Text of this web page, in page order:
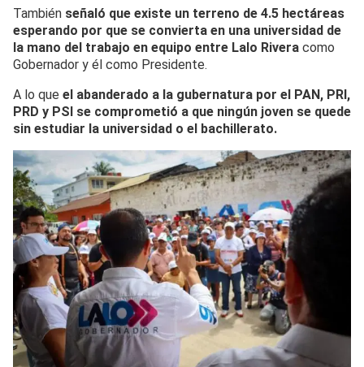
También señaló que existe un terreno de 4.5 hectáreas
esperando por que se convierta en una universidad de
la mano del trabajo en equipo entre Lalo Rivera como
Gobernador y él como Presidente.
A lo que el abanderado a la gubernatura por el PAN, PRI,
PRD y PSI se comprometió a que ningún joven se quede
sin estudiar la universidad o el bachillerato.